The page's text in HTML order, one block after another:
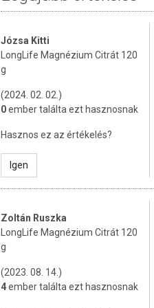
kulcsszerepe van a zsírok
3x 1 ml-es csapott
Használat:Vízben,
keverésre, mert csomósodhat.
Nettó tömeg:
100% tri-Magnézium-citrát
hozzáadott anyagot nem tartalmaz.
Tárolás:Napfénytől védve,
Fontos:
az ismertetőben leírtak
publikációkból származó
helyettesítik az orvosi tanácsot.
szokásait, konzultáljon orvosával,
Józsa Kitti
LongLife Magnézium Citrát 120
g
(2024. 02. 02.)
0ember találta ezt hasznosnak
Hasznos ez az értékelés?
Igen
Zoltán Ruszka
LongLife Magnézium Citrát 120
g
(2023. 08. 14.)
4ember találta ezt hasznosnak